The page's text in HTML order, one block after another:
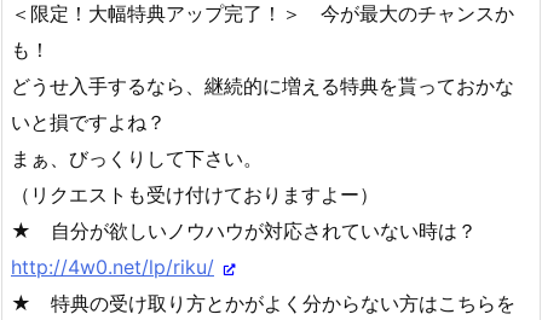
＜限定！大幅特典アップ完了！＞ 今が最大のチャンスか
も！
どうせ入手するなら、継続的に増える特典を貰っておかな
いと損ですよね？
まぁ、びっくりして下さい。
（リクエストも受け付けておりますよー）
★ 自分が欲しいノウハウが対応されていない時は？
http://4w0.net/lp/riku/
★ 特典の受け取り方とかがよく分からない方はこちらを